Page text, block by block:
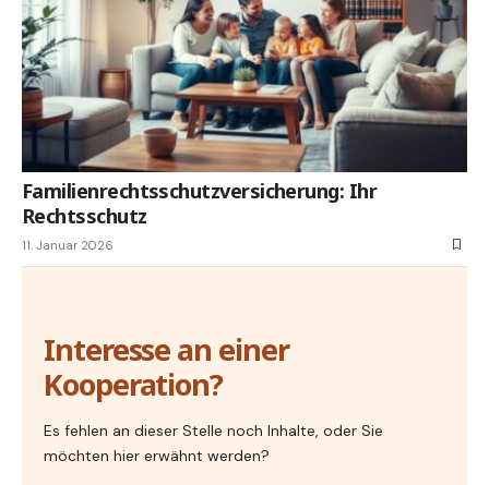
Familienrechtsschutzversicherung: Ihr
Rechtsschutz
11. Januar 2026
Interesse an einer
Kooperation?
Es fehlen an dieser Stelle noch Inhalte, oder Sie
möchten hier erwähnt werden?